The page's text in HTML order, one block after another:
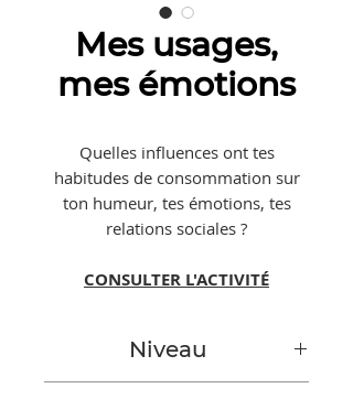
Mes usages,
mes émotions
Quelles influences ont tes
habitudes de consommation sur
ton humeur, tes émotions, tes
relations sociales ?
CONSULTER L'ACTIVITÉ
Niveau